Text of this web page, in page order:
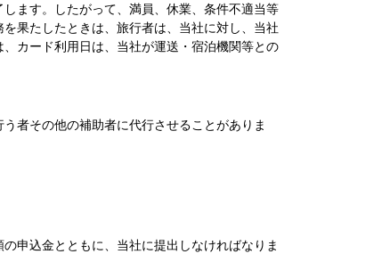
ます。したがって、満員、休業、条件不適当等
果たしたときは、旅行者は、当社に対し、当社
カード利用日は、当社が運送・宿泊機関等との
者その他の補助者に代行させることがありま
申込金とともに、当社に提出しなければなりま